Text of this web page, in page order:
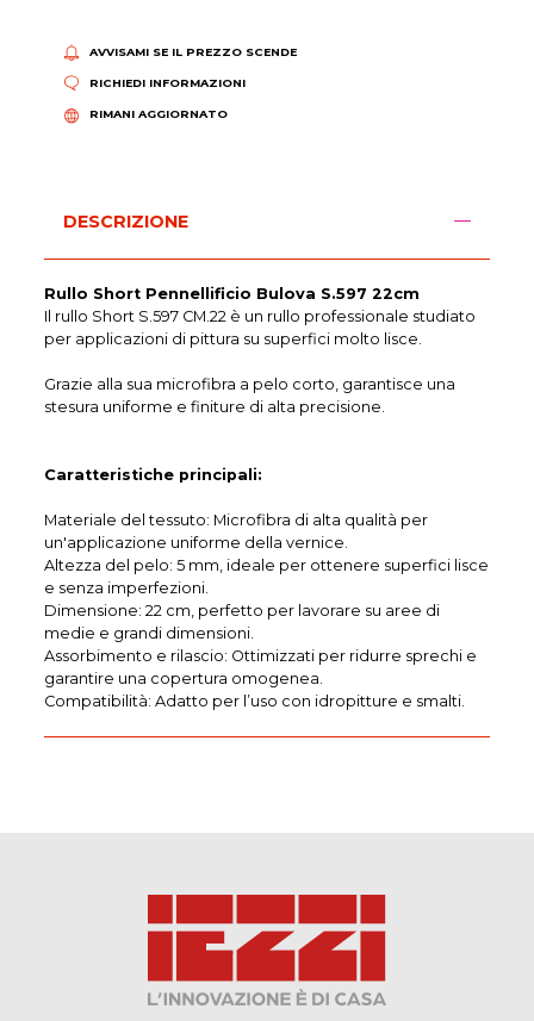
AVVISAMI SE IL PREZZO SCENDE
RICHIEDI INFORMAZIONI
RIMANI AGGIORNATO
DESCRIZIONE
Rullo Short Pennellificio Bulova S.597 22cm
Il rullo Short S.597 CM.22 è un rullo professionale studiato
per applicazioni di pittura su superfici molto lisce.
Grazie alla sua microfibra a pelo corto, garantisce una
stesura uniforme e finiture di alta precisione.
Caratteristiche principali:
Materiale del tessuto: Microfibra di alta qualità per
un'applicazione uniforme della vernice.
Altezza del pelo: 5 mm, ideale per ottenere superfici lisce
e senza imperfezioni.
Dimensione: 22 cm, perfetto per lavorare su aree di
medie e grandi dimensioni.
Assorbimento e rilascio: Ottimizzati per ridurre sprechi e
garantire una copertura omogenea.
Compatibilità: Adatto per l’uso con idropitture e smalti.